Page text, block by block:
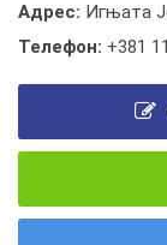
Адрес: Игњата
Телефон: +381